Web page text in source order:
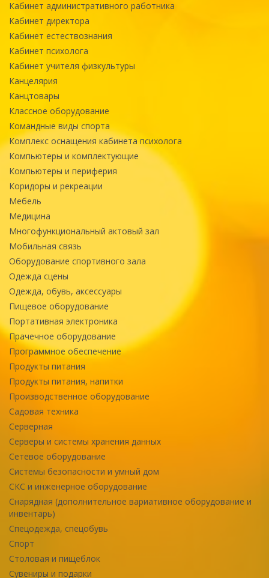
Кабинет административного работника
Кабинет директора
Кабинет естествознания
Кабинет психолога
Кабинет учителя физкультуры
Канцелярия
Канцтовары
Классное оборудование
Командные виды спорта
Комплекс оснащения кабинета психолога
Компьютеры и комплектующие
Компьютеры и периферия
Коридоры и рекреации
Мебель
Медицина
Многофункциональный актовый зал
Мобильная связь
Оборудование спортивного зала
Одежда сцены
Одежда, обувь, аксессуары
Пищевое оборудование
Портативная электроника
Прачечное оборудование
Программное обеспечение
Продукты питания
Продукты питания, напитки
Производственное оборудование
Садовая техника
Серверная
Серверы и системы хранения данных
Сетевое оборудование
Системы безопасности и умный дом
СКС и инженерное оборудование
Снарядная (дополнительное вариативное оборудование и
инвентарь)
Спецодежда, спецобувь
Спорт
Столовая и пищеблок
Сувениры и подарки